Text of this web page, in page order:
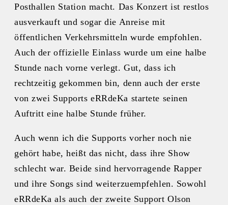
Posthallen Station macht. Das Konzert ist restlos
ausverkauft und sogar die Anreise mit
öffentlichen Verkehrsmitteln wurde empfohlen.
Auch der offizielle Einlass wurde um eine halbe
Stunde nach vorne verlegt. Gut, dass ich
rechtzeitig gekommen bin, denn auch der erste
von zwei Supports eRRdeKa startete seinen
Auftritt eine halbe Stunde früher.
Auch wenn ich die Supports vorher noch nie
gehört habe, heißt das nicht, dass ihre Show
schlecht war. Beide sind hervorragende Rapper
und ihre Songs sind weiterzuempfehlen. Sowohl
eRRdeKa als auch der zweite Support Olson